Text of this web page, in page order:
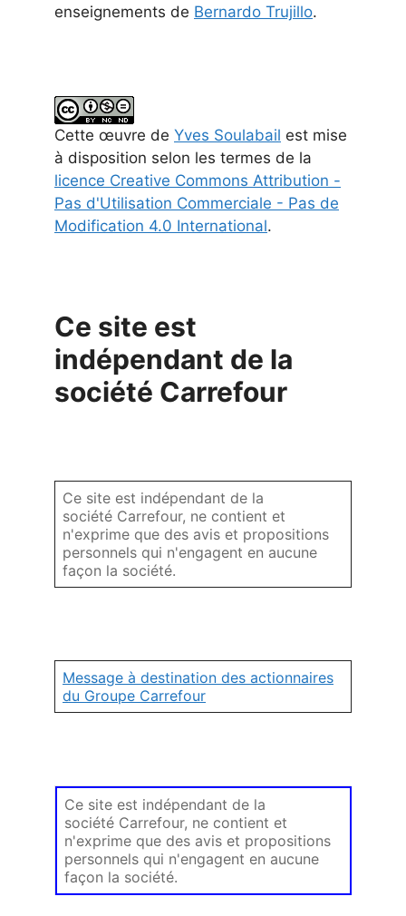
enseignements de Bernardo Trujillo.
Cette œuvre de Yves Soulabail est mise
à disposition selon les termes de la
licence Creative Commons Attribution -
Pas d'Utilisation Commerciale - Pas de
Modification 4.0 International.
Ce site est
indépendant de la
société Carrefour
Ce site est indépendant de la
société Carrefour, ne contient et
n'exprime que des avis et propositions
personnels qui n'engagent en aucune
façon la société.
Message à destination des actionnaires
du Groupe Carrefour
Ce site est indépendant de la
société Carrefour, ne contient et
n'exprime que des avis et propositions
personnels qui n'engagent en aucune
façon la société.